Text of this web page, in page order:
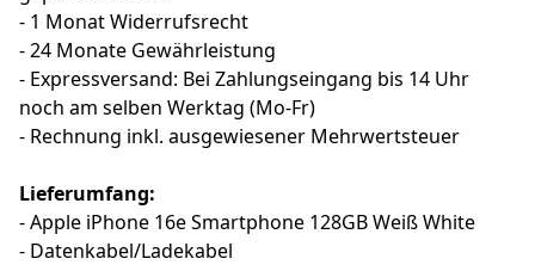
- 1 Monat Widerrufsrecht
- 24 Monate Gewährleistung
- Expressversand: Bei Zahlungseingang bis 14 Uhr
noch am selben Werktag (Mo-Fr)
- Rechnung inkl. ausgewiesener Mehrwertsteuer
Lieferumfang:
- Apple iPhone 16e Smartphone 128GB Weiß White
- Datenkabel/Ladekabel